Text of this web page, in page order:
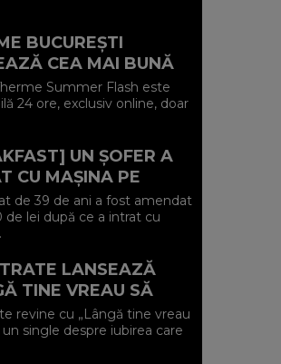
DE ...
BUCUREȘTI
CEA MAI BUNĂ
A VERII: MINUS 20%
DOAR PE 24
Summer Flash este
24 ore, exclusiv online, doar
UN ȘOFER A
CU MAȘINA PE
DIN VADU ȘI A FOST
de 39 de ani a fost amendat
de lei după ce a intrat cu
LANSEAZĂ
TINE VREAU SĂ
O DECLARAȚIE
DESPRE IUBIREA
LINIȘ...
revine cu „Lângă tine vreau
un single despre iubirea care